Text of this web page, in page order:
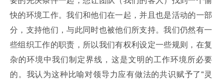
快的环境工作。我们和他们在一起，并且也是活动的一部
分，支持他们，与此同时也被他们所支持。我们仍然有一
些组织工作的职责，所以我们有权利设定一些规则，在复
杂的环境中我们制定界线，这是文明的工作环境所必要
的。我认为这种比喻对领导力应有做法的共识赋予了“灵